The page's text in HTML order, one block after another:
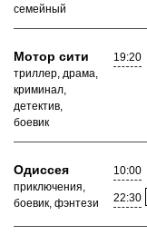
семейный
Мотор сити
триллер, драма,
криминал,
детектив,
боевик
19:20
Одиссея
приключения,
боевик, фэнтези
10:00
22:30